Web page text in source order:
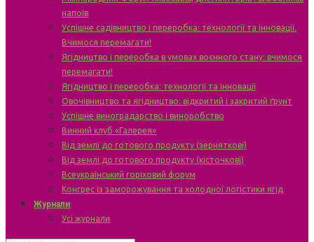
напоїв
Успішне садівництво і переробка: технології та інновації.
Вчимося перемагати!
Ягідництво і переробка в умовах воєнного стану: вчимося
перемагати!
Ягідництво і переробка: технології та інновації
Овочівництво та ягідництво: відкритий і закритий ґрунт
Успішне виноградарство і виноробство
Винний клуб «Галерея»
Від землі до готового продукту (зерняткові)
Від землі до готового продукту (кісточкові)
Всеукраїнський горіховий форум
Конгрес із заморожування та холодної логістики ягід
Журнали
Усі журнали